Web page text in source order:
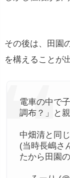
その後は、田園
を構えることが
電車の中で
調布？」と
中畑清と同
(当時長嶋さ
たから田園